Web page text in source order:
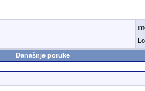
Današnje poruke